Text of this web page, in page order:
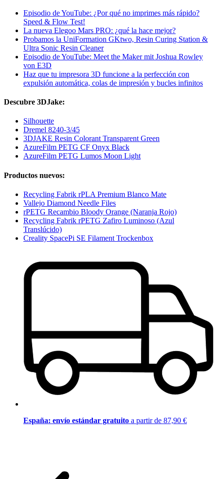
Episodio de YouTube: ¿Por qué no imprimes más rápido?
Speed & Flow Test!
La nueva Elegoo Mars PRO: ¿qué la hace mejor?
Probamos la UniFormation GKtwo, Resin Curing Station &
Ultra Sonic Resin Cleaner
Episodio de YouTube: Meet the Maker mit Joshua Rowley
von E3D
Haz que tu impresora 3D funcione a la perfección con
expulsión automática, colas de impresión y bucles infinitos
Descubre 3DJake:
Silhouette
Dremel 8240-3/45
3DJAKE Resin Colorant Transparent Green
AzureFilm PETG CF Onyx Black
AzureFilm PETG Lumos Moon Light
Productos nuevos:
Recycling Fabrik rPLA Premium Blanco Mate
Vallejo Diamond Needle Files
rPETG Recambio Bloody Orange (Naranja Rojo)
Recycling Fabrik rPETG Zafiro Luminoso (Azul
Translúcido)
Creality SpacePi SE Filament Trockenbox
España: envío estándar gratuito a partir de 87,90 €